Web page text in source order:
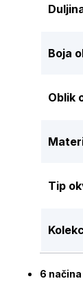
Boja
Oblik
Tip
6